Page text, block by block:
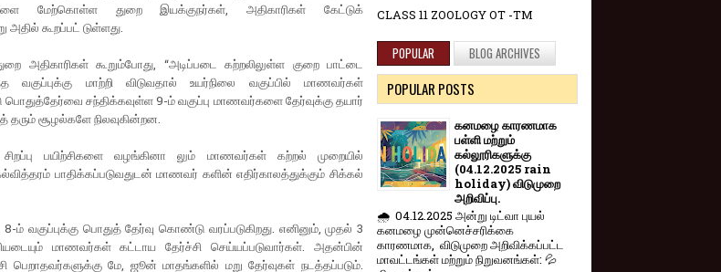
மேற்கொள்ள துறை இயக்குநர்கள், அதிகாரிகள் கேட்டுக்
கூறப்பட் டுள்ளது.
அதிகாரிகள் கூறும்போது, ‘‘அடிப்படை கற்றலிலுள்ள குறை பாட்டை
வகுப்புக்கு மாற்றி விடுவதால் உயர்நிலை வகுப்பில் மாணவர்கள்
சந்திக்கவுள்ள 9-ம் வகுப்பு மாணவர்களை தேர்வுக்கு தயார்
தரும் சூழல்களே நிலவுகின்றன.
பயிற்சிகளை வழங்கினா லும் மாணவர்கள் கற்றல் முறையில்
பாதிக்கப்படுவதுடன் மாணவர் களின் எதிர்காலத்துக்கும் சிக்கல்
வகுப்புக்கு பொதுத் தேர்வு கொண்டு வரப்படுகிறது. எனினும், முதல் 3
மாணவர்கள் கட்டாய தேர்ச்சி செய்யப்படுவார்கள். அதன்பின்
பெறாதவர்களுக்கு மே, ஜூன் மாதங்களில் மறு தேர்வுகள் நடத்தப்படும்.
CLASS 11 ZOOLOGY OT -TM
POPULAR BLOG ARCHIVES
POPULAR POSTS
கனமழை காரணமாக
பள்ளி மற்றும்
கல்லூரிகளுக்கு
(04.12.2025 rain
holiday) விடுமுறை
அறிவிப்பு.
🌧️ 04.12.2025 அன்று டிட்வா புயல்
கனமழை முன்னெச்சரிக்கை
காரணமாக, விடுமுறை அறிவிக்கப்பட்ட
மாவட்டங்கள் மற்றும் நிறுவனங்கள்: 💦